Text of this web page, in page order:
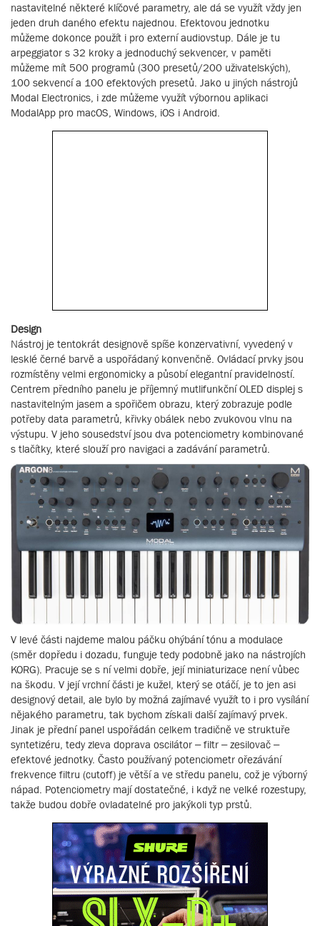
nastavitelné některé klíčové parametry, ale dá se využít vždy jen
jeden druh daného efektu najednou. Efektovou jednotku
můžeme dokonce použít i pro externí audiovstup. Dále je tu
arpeggiator s 32 kroky a jednoduchý sekvencer, v paměti
můžeme mít 500 programů (300 presetů/200 uživatelských),
100 sekvencí a 100 efektových presetů. Jako u jiných nástrojů
Modal Electronics, i zde můžeme využít výbornou aplikaci
ModalApp pro macOS, Windows, iOS i Android.
Design
Nástroj je tentokrát designově spíše konzervativní, vyvedený v
lesklé černé barvě a uspořádaný konvenčně. Ovládací prvky jsou
rozmístěny velmi ergonomicky a působí elegantní pravidelností.
Centrem předního panelu je příjemný mutlifunkční OLED displej s
nastavitelným jasem a spořičem obrazu, který zobrazuje podle
potřeby data parametrů, křivky obálek nebo zvukovou vlnu na
výstupu. V jeho sousedství jsou dva potenciometry kombinované
s tlačítky, které slouží pro navigaci a zadávání parametrů.
V levé části najdeme malou páčku ohýbání tónu a modulace
(směr dopředu i dozadu, funguje tedy podobně jako na nástrojích
KORG). Pracuje se s ní velmi dobře, její miniaturizace není vůbec
na škodu. V její vrchní části je kužel, který se otáčí, je to jen asi
designový detail, ale bylo by možná zajímavé využít to i pro vysílání
nějakého parametru, tak bychom získali další zajímavý prvek.
Jinak je přední panel uspořádán celkem tradičně ve struktuře
syntetizéru, tedy zleva doprava oscilátor – filtr – zesilovač –
efektové jednotky. Často používaný potenciometr ořezávání
frekvence filtru (cutoff) je větší a ve středu panelu, což je výborný
nápad. Potenciometry mají dostatečné, i když ne velké rozestupy,
takže budou dobře ovladatelné pro jakýkoli typ prstů.